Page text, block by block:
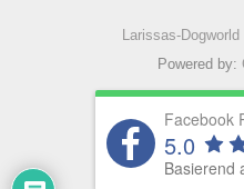
Larissas-Dogworld
Powered by:
Facebook
5.0
Basierend